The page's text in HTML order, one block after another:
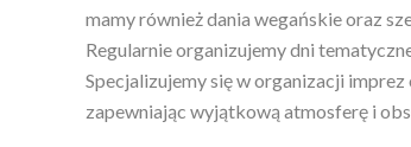
mamy również dania wegańskie oraz
Regularnie organizujemy dni
Specjalizujemy się w organizacji
zapewniając wyjątkową atmosferę i